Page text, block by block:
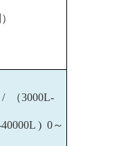
/ （3000L-
) 0～